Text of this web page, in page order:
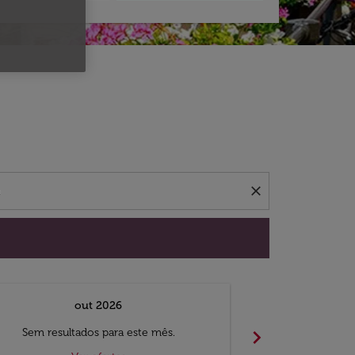
close
out 2026
Sem resultados para este mês.
chevron_right